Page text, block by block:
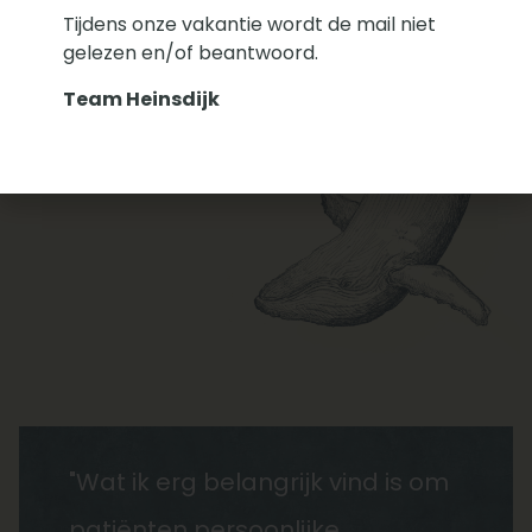
"Wat ik erg belangrijk vind is om
Tijdens onze vakantie wordt de mail niet
gelezen en/of beantwoord.
Team Heinsdijk